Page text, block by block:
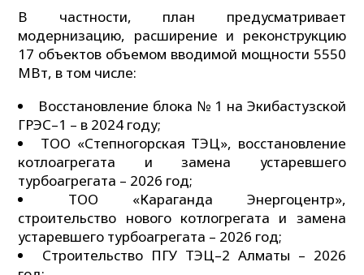
В частности, план предусматривает
модернизацию, расширение и реконструкцию
17 объектов объемом вводимой мощности 5550
МВт, в том числе:
Восстановление блока № 1 на Экибастузской
ГРЭС–1 – в 2024 году;
ТОО «Степногорская ТЭЦ», восстановление
котлоагрегата и замена устаревшего
турбоагрегата – 2026 год;
ТОО «Караганда Энергоцентр»,
строительство нового котлогрегата и замена
устаревшего турбоагрегата – 2026 год;
Строительство ПГУ ТЭЦ–2 Алматы – 2026